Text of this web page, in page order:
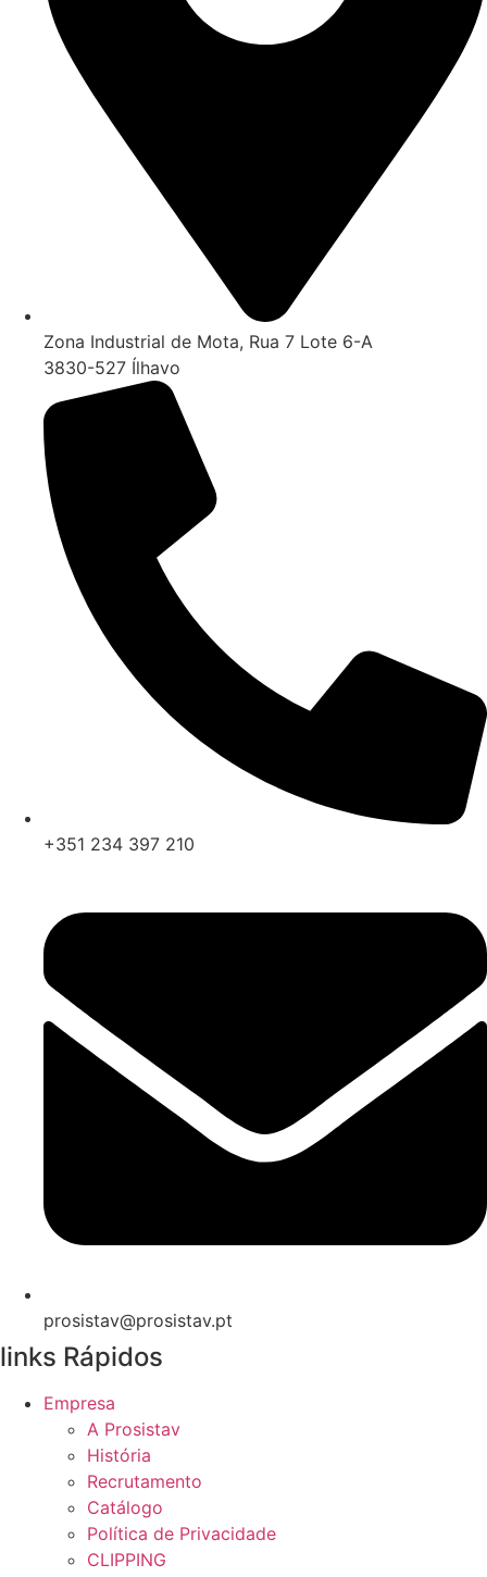
Zona Industrial de Mota, Rua 7 Lote 6-A
3830-527 Ílhavo
+351 234 397 210
prosistav@prosistav.pt
links Rápidos
Empresa
A Prosistav
História
Recrutamento
Catálogo
Política de Privacidade
CLIPPING